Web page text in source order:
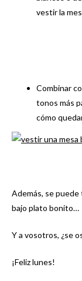
vestir la
Combinar
tonos más
cómo
Además, se
bajo plato bonito…
Y a vosotros, ¿se
¡Feliz lunes!